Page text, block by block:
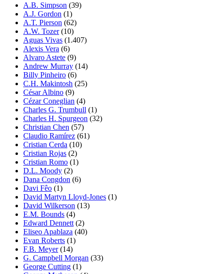
A.B. Simpson (39)
A.J. Gordon (1)
A.T. Pierson (62)
A.W. Tozer(10)
Aguas Vivas (1.407)
Alexis Vera (6)
Alvaro Astete (9)
Andrew Murray (14)
Billy Pinheiro (6)
C.H. Makintosh (25)
César Albino (9)
Cézar Coneglian (4)
Charles G. Trumbull (1)
Charles H. Spurgeon (32)
Christian Chen (57)
Claudio Ramírez (61)
Cristian Cerda (10)
Cristian Rojas (2)
Cristian Romo (1)
D.L. Moody (2)
Dana Congdon (6)
Davi Fêo (1)
David Martyn Lloyd-Jones (1)
David Wilkerson (13)
E.M. Bounds (4)
Edward Dennett (2)
Eliseo Apablaza (40)
Evan Roberts (1)
F.B. Meyer(14)
G. Campbell Morgan (33)
George Cutting (1)